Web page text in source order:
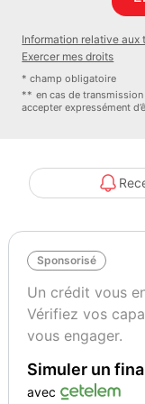
Information relative aux
Exercer mes droits
* champ obligatoire
** en cas de
accepter expressément
Sponsorisé
Un crédit vous
Vérifiez vos
vous engager.
Simuler un
avec